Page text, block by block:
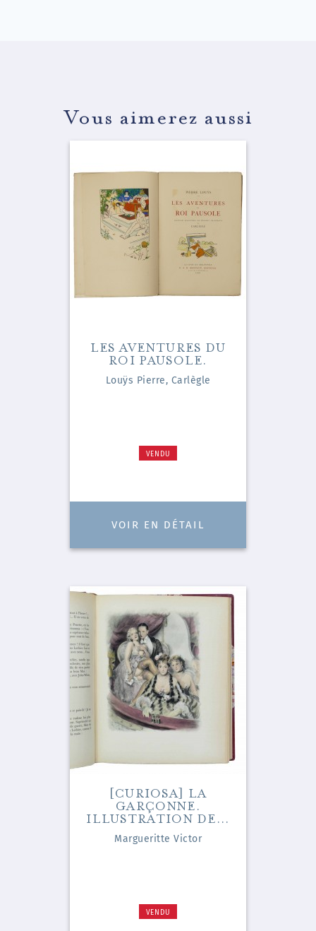
Vous aimerez aussi
LES AVENTURES DU
ROI PAUSOLE.
Louÿs Pierre, Carlègle
VENDU
VOIR EN DÉTAIL
[CURIOSA] LA
GARÇONNE.
ILLUSTRATION DE...
Margueritte Victor
VENDU